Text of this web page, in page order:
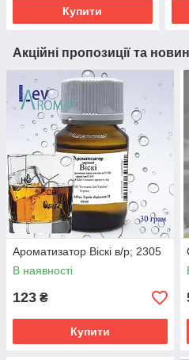
Купити
Акційні пропозиції та
Ароматизатор Віскі в/р; 2305
В наявності
123 ₴
Купити